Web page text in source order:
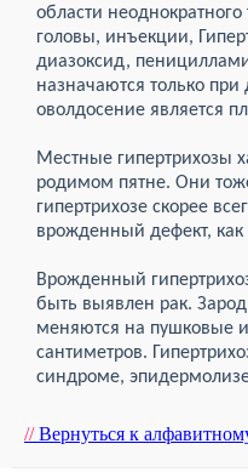
области
головы, инъекции,
диазоксид,
назначаются только при
оволдосение является
Местные гипертрихозы
родимом пятне. Они
гипертрихозе скорее
врожденный дефект, как
Врожденный
быть выявлен рак.
меняются на пушковые
сантиметров.
синдроме,
//Вернуться к